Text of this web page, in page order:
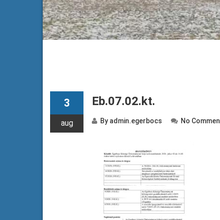
3
aug
Eb.07.02.kt.
By admin.egerbocs No